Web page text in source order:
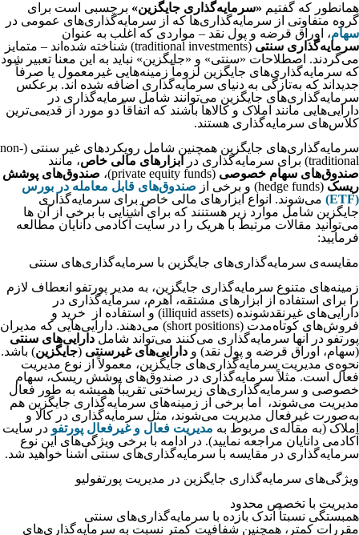
همانطور که گفتیم «سرمایه‌گذاری‌ جایگزین» برچسبی است برای
گروه متفاوتی از سرمایه‌گذاری‌ها که از سرمایه‌گذاری‌های عمومی در
سهام، اوراق قرضه و پول نقد – مواردی که اغلب به عنوان
سرمایه‌گذاری سنتی
(traditional investments) شناخته شده‌اند – متمایز
می‌گردند. اصطلاحات «سنتی» و «جایگزین‌» نباید به این معنا تعبیر شود
که سرمایه‌گذاری‌های جایگزین لزوماً زمینه‌هایی غیرمعمول یا صرفاً
جدیداند که به‌تازگی به دنیای سرمایه‌گذاری اضافه شده اند. برعکس
سرمایه‌گذاری‌های جایگزین می‌توانند شامل سرمایه‌گذاری در
دارایی‌هایی مانند املاک و کالاها باشند که اتفاقاً دو مورد از قدیمی‌ترین
کلاس‌های سرمایه‌گذاری هستند.
سرمایه‌گذاری‌های جایگزین همچنین شامل رویکردهای غیر سنتی (non-
traditional) برای سرمایه‌گذاری در
ابزارهای مالی خاص، مانند
صندوق‌های سهام خصوصی (private equity funds)،
صندوق‌های پوشش
ریسک (hedge funds) و برخی از
صندوق‌های قابل معامله در بورس
(ETF)
می‌شوند. انواع ابزارهای مالی خاص برای سرمایه‌گذاری
جایگزین شامل موارد زیر هستنند که برای آشنایی با برخی از آن ها
می‌توانید مقالات مرتبط با هریک را در سایت آکادمی دانایان مطالعه
فرمایید:
مقایسه‌ی سرمایه‌گذاری‌های جایگزین با سرمایه‌گذاری‌های سنتی
زمینه‌های متنوع سرمایه‌گذاری جایگزین، به مدیر پورتفو انعطاف لازم
را برای استفاده از ابزارهای مشتقه، اهرم، سرمایه‌گذاری در
دارایی‌های غیر‌نقدشونده (illiquid assets) و استفاده از خرید و
فروش‌های کوتاه‌مدت (short positions) می‌دهند. دارایی‌هایی که مدیران
پورتفو در آنها سرمایه‌گذاری می‌کنند می‌تواند شامل دارایی‌های سنتی
(سهام، اوراق قرضه و پول نقد) و دارایی‌های غیرسنتی (جایگزین) باشد.
نحوه‌ی مدیریت سرمایه‌گذاری‌های جایگزین، معمولاً از نوع مدیریت
فعال است. مثلاً سرمایه‌گذاری در صندوق‌های پوشش ریسک، سهام
خصوصی و سرمایه‌گذاری‌های زیرساختی تقریباً همیشه به طور فعال
مدیریت می‌شوند، اما برخی از زمینه‌های سرمایه‌گذاری جایگزین هم
به‌صورت غیرفعال مدیریت می‌شوند، مثل سرمایه‌گذاری‌ در کالا و
املاک (به مقاله‌ی مربوط به مدیریت فعال و غیرفعال پورتفو در سایت
آکادمی دانایان مراجعه نمایید). در ادامه با برخی ویژگی‌های این نوع
سرمایه‌گذاری در مقایسه با سرمایه‌گذاری‌های سنتی آشنا خواهید شد.
ویژگی‌های سرمایه‌گذاری‌ جایگزین در مدیریت پورتفولیو
مدیریت با تخصص محدود
همبستگی نسبتاً اندک بازده با سرمایه‌گذاری‌های سنتی
مقررات کمتر، همچنین شفافیت کمتر نسبت به سرمایه‌گذاری‌های